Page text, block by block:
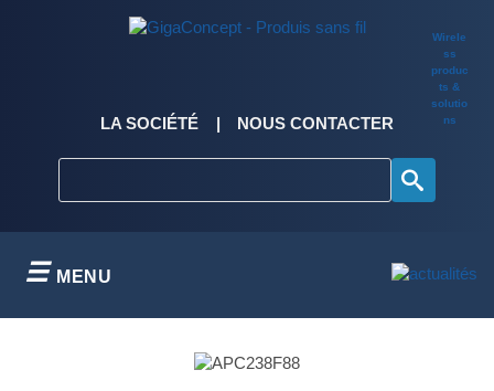
Wirele
ss
produc
ts &
solutio
ns
LA SOCIÉTÉ NOUS CONTACTER
MENU